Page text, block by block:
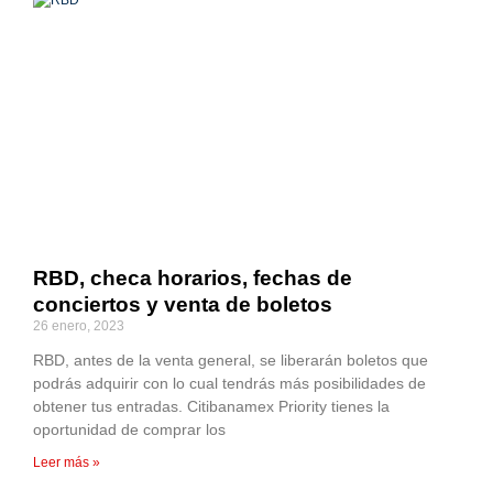
RBD, checa horarios, fechas de
conciertos y venta de boletos
26 enero, 2023
RBD, antes de la venta general, se liberarán boletos que
podrás adquirir con lo cual tendrás más posibilidades de
obtener tus entradas. Citibanamex Priority tienes la
oportunidad de comprar los
Leer más »